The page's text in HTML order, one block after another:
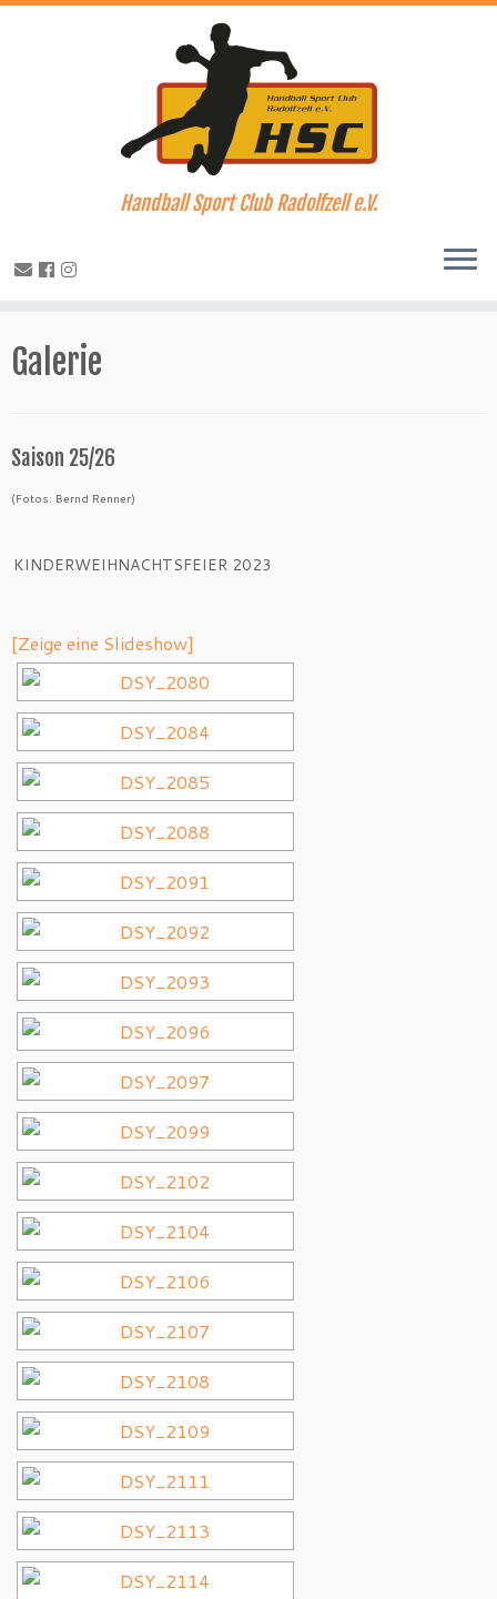
Inhalt
springen
Handball Sport Club Radolfzell e.V.
Galerie
Saison 25/26
(Fotos: Bernd Renner)
KINDERWEIHNACHTSFEIER 2023
[Zeige eine Slideshow]